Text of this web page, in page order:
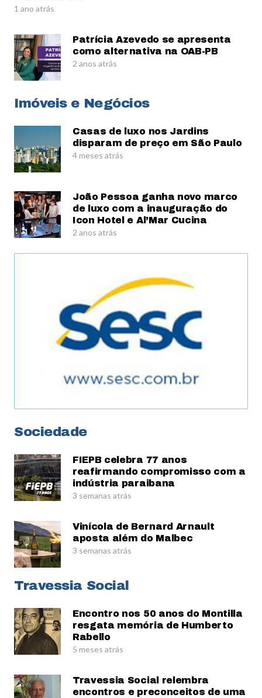
1 ano atrás
Patrícia Azevedo se apresenta
como alternativa na OAB-PB
2 anos atrás
Imóveis e Negócios
Casas de luxo nos Jardins
disparam de preço em São Paulo
4 meses atrás
João Pessoa ganha novo marco
de luxo com a inauguração do
Icon Hotel e Al’Mar Cucina
2 anos atrás
Sociedade
FIEPB celebra 77 anos
reafirmando compromisso com a
indústria paraibana
3 semanas atrás
Vinícola de Bernard Arnault
aposta além do Malbec
3 semanas atrás
Travessia Social
Encontro nos 50 anos do Montilla
resgata memória de Humberto
Rabello
5 meses atrás
Travessia Social relembra
encontros e preconceitos de uma